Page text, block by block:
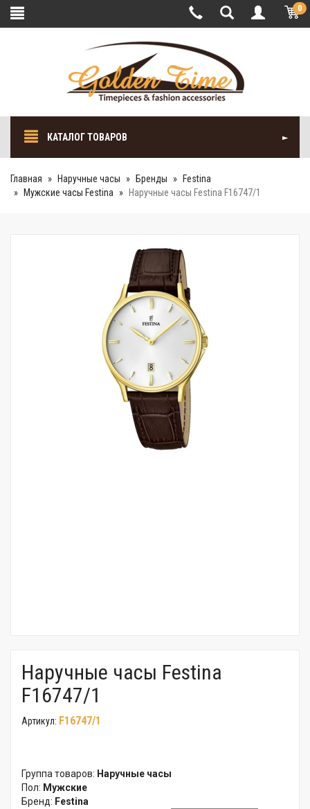
0
КАТАЛОГ ТОВАРОВ
Главная Наручные часы Бренды
Festina
Мужские часы Festina
Наручные часы Festina F16747/1
Наручные часы Festina
F16747/1
Артикул: F16747/1
Группа товаров: Наручные часы
Пол: Мужские
Бренд: Festina